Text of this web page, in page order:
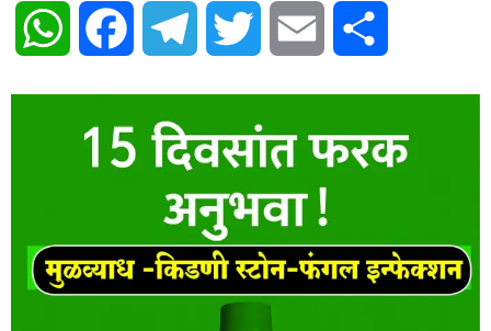
WhatsAppFacebook Telegram Twitter Email